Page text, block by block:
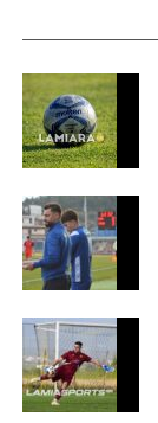
μαθαίνετε σε